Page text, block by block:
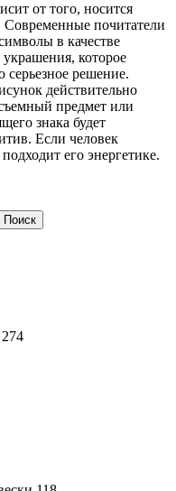
от того, носится
Современные почитатели
в качестве
которое
решение.
действительно
предмет или
знака будет
Если человек
его энергетике.
274